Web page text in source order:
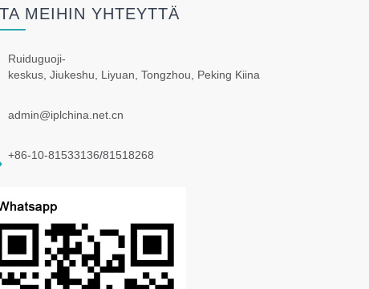
MEIHIN YHTEYTTÄ
Ruiduguoji-
keskus, Jiukeshu, Liyuan, Tongzhou, Peking Kiina
admin@iplchina.net.cn
+86-10-81533136/81518268